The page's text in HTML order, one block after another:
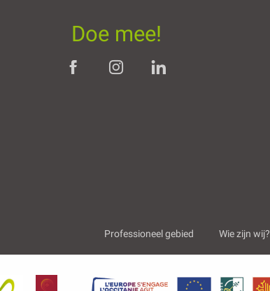
Doe mee!
Professioneel gebied Wie zijn wij?